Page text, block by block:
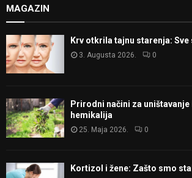
MAGAZIN
Krv otkrila tajnu starenja:
3. Augusta 2026. 0
Prirodni načini za uništavanje
hemikalija
25. Maja 2026. 0
Kortizol i žene: Zašto smo